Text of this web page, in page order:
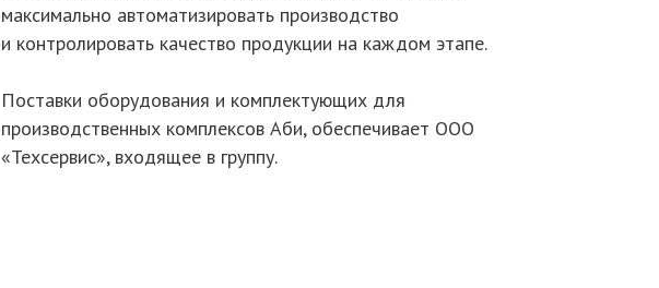
максимально автоматизировать производство
и контролировать качество продукции на каждом этапе.
Поставки оборудования и комплектующих для
производственных комплексов Аби, обеспечивает ООО
«Техсервис», входящее в группу.